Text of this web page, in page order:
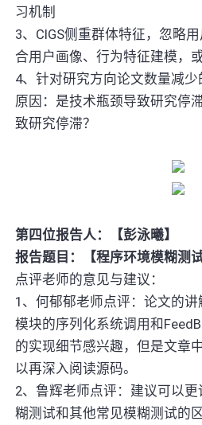
习机制
3、CIGS侧重群体特征，忽略
合用户画像、行为特征建模，
4、针对研究方向论文数量减
原因：是技术瓶颈导致研究停
致研究停滞？
第四位报告人：【彭泳曦】
报告题目：【程序环境模糊测试
点评老师的意见与建议：
1、何郁郁老师点评：论文的
模块的序列化系统调用和
的实现细节感兴趣，但是文章
以再深入阅读源码。
2、鲁辉老师点评：建议可以
糊测试和其他常见模糊测试的